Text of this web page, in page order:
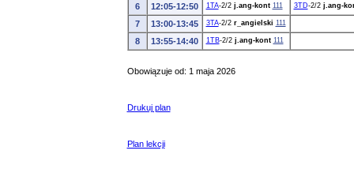
6 12:05-12:50 1TA-2/2 j.ang-kont 111 3TD-2/2 j.ang-
7 13:00-13:45 3TA-2/2 r_angielski 111
8 13:55-14:40 1TB-2/2 j.ang-kont 111
Obowiązuje od: 1 maja 2026
Drukuj plan
Plan lekcji